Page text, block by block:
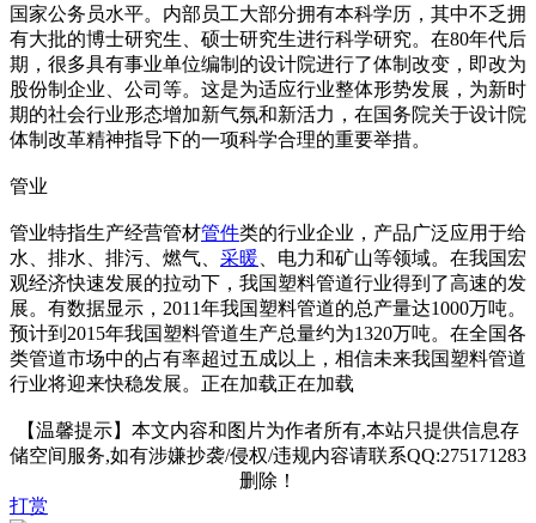
国家公务员水平。内部员工大部分拥有本科学历，其中不乏拥
有大批的博士研究生、硕士研究生进行科学研究。在80年代后
期，很多具有事业单位编制的设计院进行了体制改变，即改为
股份制企业、公司等。这是为适应行业整体形势发展，为新时
期的社会行业形态增加新气氛和新活力，在国务院关于设计院
体制改革精神指导下的一项科学合理的重要举措。
管业
管业特指生产经营管材管件类的行业企业，产品广泛应用于给
水、排水、排污、燃气、 采暖 、电力和矿山等领域。在我国宏
观经济快速发展的拉动下，我国塑料管道行业得到了高速的发
展。有数据显示，2011年我国塑料管道的总产量达1000万吨。
预计到2015年我国塑料管道生产总量约为1320万吨。在全国各
类管道市场中的占有率超过五成以上，相信未来我国塑料管道
行业将迎来快稳发展。正在加载正在加载
【温馨提示】本文内容和图片为作者所有,本站只提供信息存
储空间服务,如有涉嫌抄袭/侵权/违规内容请联系QQ:275171283
删除！
打赏